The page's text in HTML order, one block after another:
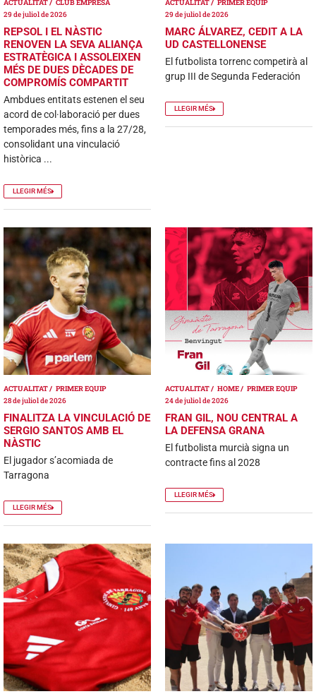
ACTUALITAT
CLUB EMPRESA
29 de juliol de 2026
REPSOL I EL NÀSTIC
RENOVEN LA SEVA ALIANÇA
ESTRATÈGICA I ASSOLEIXEN
MÉS DE DUES DÈCADES DE
COMPROMÍS COMPARTIT
Ambdues entitats estenen el seu
acord de col·laboració per dues
temporades més, fins a la 27/28,
consolidant una vinculació
històrica ...
LLEGIR MÉS
ACTUALITAT
PRIMER EQUIP
29 de juliol de 2026
MARC ÁLVAREZ, CEDIT A LA
UD CASTELLONENSE
El futbolista torrenc competirà al
grup III de Segunda Federación
LLEGIR MÉS
ACTUALITAT
PRIMER EQUIP
28 de juliol de 2026
FINALITZA LA VINCULACIÓ DE
SERGIO SANTOS AMB EL
NÀSTIC
El jugador s’acomiada de
Tarragona
LLEGIR MÉS
ACTUALITAT HOME
PRIMER EQUIP
24 de juliol de 2026
FRAN GIL, NOU CENTRAL A
LA DEFENSA GRANA
El futbolista murcià signa un
contracte fins al 2028
LLEGIR MÉS